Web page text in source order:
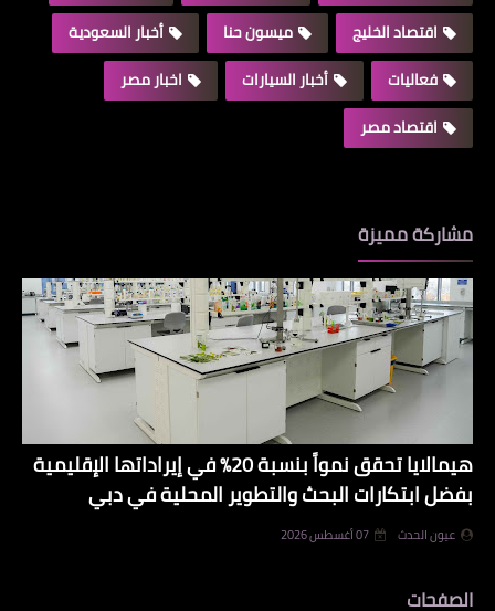
اقتصاد الخليج
ميسون حنا
أخبار السعودية
فعاليات
أخبار السيارات
اخبار مصر
اقتصاد مصر
مشاركة مميزة
هيمالايا تحقق نمواً بنسبة 20% في إيراداتها الإقليمية
بفضل ابتكارات البحث والتطوير المحلية في دبي
عيون الحدث 07 أغسطس 2026
الصفحات